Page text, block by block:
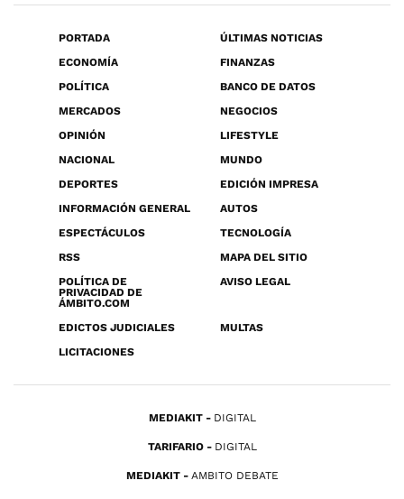
PORTADA
ÚLTIMAS NOTICIAS
ECONOMÍA
FINANZAS
POLÍTICA
BANCO DE DATOS
MERCADOS
NEGOCIOS
OPINIÓN
LIFESTYLE
NACIONAL
MUNDO
DEPORTES
EDICIÓN IMPRESA
INFORMACIÓN GENERAL
AUTOS
ESPECTÁCULOS
TECNOLOGÍA
RSS
MAPA DEL SITIO
POLÍTICA DE
PRIVACIDAD DE
ÁMBITO.COM
AVISO LEGAL
EDICTOS JUDICIALES
MULTAS
LICITACIONES
MEDIAKIT DIGITAL
TARIFARIO DIGITAL
MEDIAKIT AMBITO DEBATE